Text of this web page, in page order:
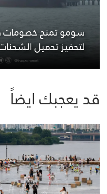
سومو تمنح خصومات
لتحفيز تحميل
قد يعجبك ايضاً